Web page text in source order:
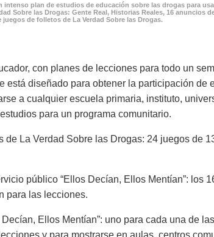
intenso plan de estudios de educación sobre las drogas para
Sobre las Drogas: Gente Real, Historias Reales, 16 anuncios
de folletos de La Verdad Sobre las Drogas.
con planes de lecciones para todo un
está diseñado para obtener la participación de
a cualquier escuela primaria, instituto,
para un programa comunitario.
de La Verdad Sobre las Drogas: 24 juegos de
público “Ellos Decían, Ellos Mentían”: los
para las lecciones.
Decían, Ellos Mentían”: uno para cada una de
y para mostrarse en aulas, centros